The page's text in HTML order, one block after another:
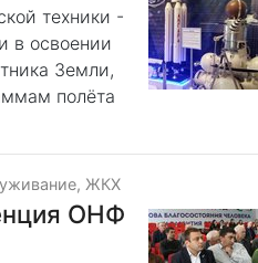
техники -
в освоении
Земли,
полёта
ЖКХ
ОНФ